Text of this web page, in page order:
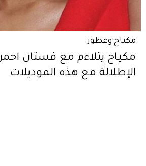
مكياج وعطور
مكياج يتلاءم مع فستان
الإطلالة مع هذه الموديلات